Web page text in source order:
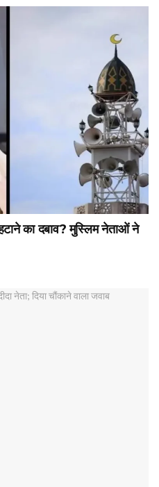
का दबाव? मुस्लिम नेताओं ने